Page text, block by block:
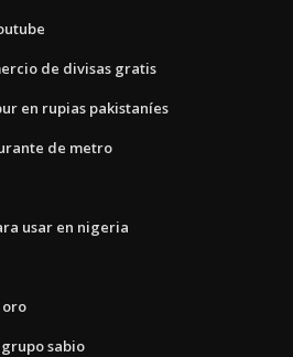
de divisas gratis
en rupias pakistaníes
de metro
usar en nigeria
oro
sabio